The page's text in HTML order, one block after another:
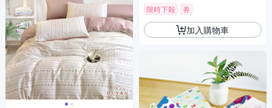
限時下殺 券
加入購物車